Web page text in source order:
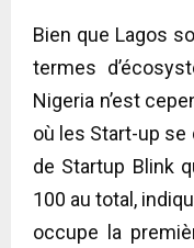
Bien que Lagos
termes
Nigeria n’est
où les Start-up se
de Startup Blink
100 au total,
occupe la